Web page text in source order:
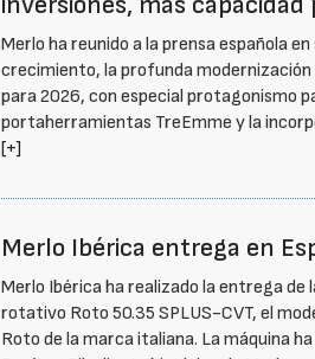
Merlo ha reunido a la prensa española
crecimiento, la profunda modernización
para 2026, con especial protagonismo
portaherramientas TreEmme y la
[+]
Merlo Ibérica entrega en
Merlo Ibérica ha realizado la entrega de
rotativo Roto 50.35 SPLUS-CVT, el
Roto de la marca italiana. La máquina